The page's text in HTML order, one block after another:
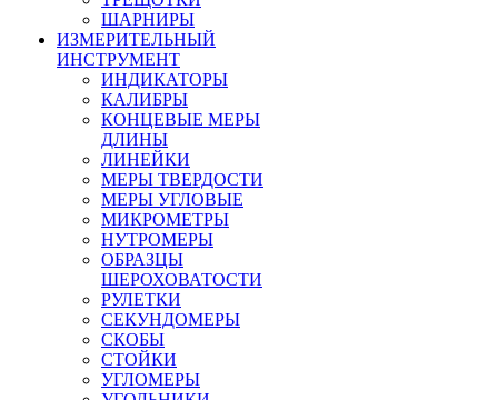
ШАРНИРЫ
ИЗМЕРИТЕЛЬНЫЙ
ИНСТРУМЕНТ
ИНДИКАТОРЫ
КАЛИБРЫ
КОНЦЕВЫЕ МЕРЫ
ДЛИНЫ
ЛИНЕЙКИ
МЕРЫ ТВЕРДОСТИ
МЕРЫ УГЛОВЫЕ
МИКРОМЕТРЫ
НУТРОМЕРЫ
ОБРАЗЦЫ
ШЕРОХОВАТОСТИ
РУЛЕТКИ
СЕКУНДОМЕРЫ
СКОБЫ
СТОЙКИ
УГЛОМЕРЫ